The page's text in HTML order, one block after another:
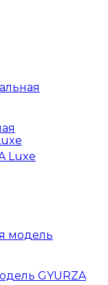
GYURZA